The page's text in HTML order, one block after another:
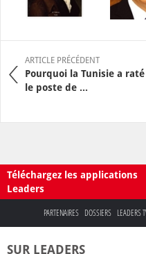
ARTICLE PRÉCÉDENT
Pourquoi la Tunisie a raté
le poste de ...
Téléchargez les applications
Leaders
PARTENAIRES DOSSIERS LEADERS
SUR LEADERS